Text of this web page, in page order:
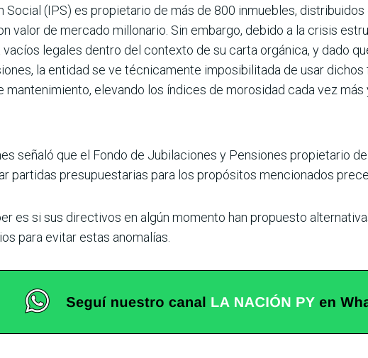
Social (IPS) es propietario de más de 800 inmuebles,
valor de mercado millonario. Sin embargo, debido a la crisis
vacíos legales dentro del contexto de su carta orgánica, y dado
la entidad se ve técnicamente imposibilitada de usar
mantenimiento, elevando los índices de morosidad cada vez más
señaló que el Fondo de Jubilaciones y Pensiones propietario
partidas presupuestarias para los propósitos mencionados
es si sus directivos en algún momento han propuesto
para evitar estas anomalías.